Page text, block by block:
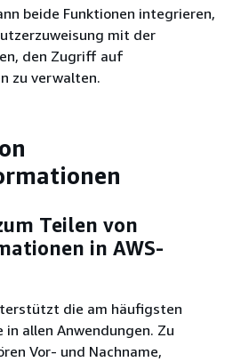
beide Funktionen integrieren,
mit der
den Zugriff auf
zu verwalten.
Teilen von
in AWS-
die am häufigsten
allen Anwendungen. Zu
Vor- und Nachname,